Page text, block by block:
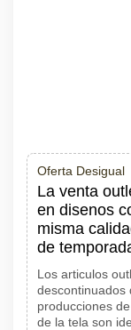
Oferta Desigual
La venta
en disenos
misma
de
Los articulos
descontinuados
producciones
de la tela son